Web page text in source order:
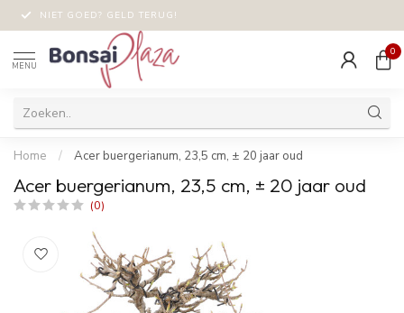
NIET GOED? GELD TERUG!
MENU
0
Home / Acer buergerianum, 23,5 cm, ± 20 jaar oud
Acer buergerianum, 23,5 cm, ± 20 jaar oud
(0)